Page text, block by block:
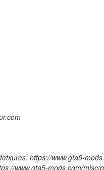
https://www.gta5-
www.gta5-mods.com/